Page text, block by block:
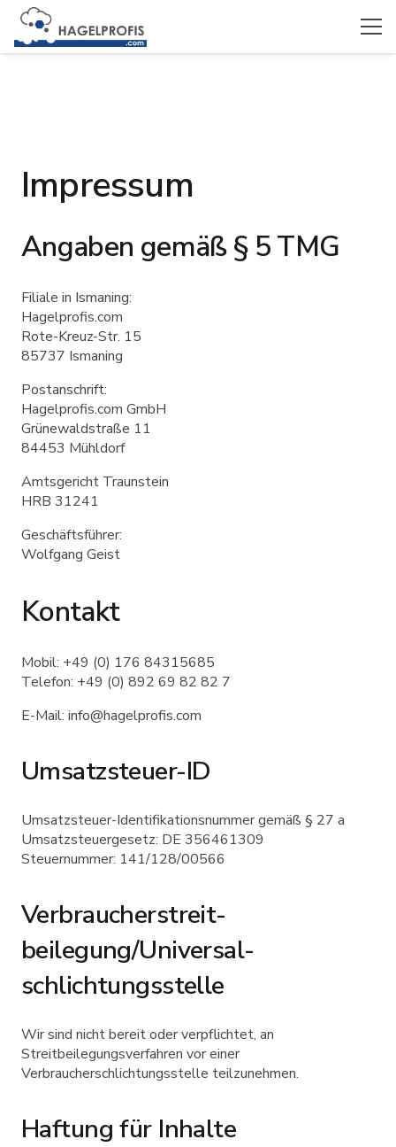
Impressum
Angaben gemäß § 5 TMG
Filiale in Ismaning:
Hagelprofis.com
Rote-Kreuz-Str. 15
85737 Ismaning
Postanschrift:
Hagelprofis.com GmbH
Grünewaldstraße 11
84453 Mühldorf
Amtsgericht Traunstein
HRB 31241
Geschäftsführer:
Wolfgang Geist
Kontakt
Mobil: +49 (0) 176 84315685
Telefon: +49 (0) 892 69 82 82 7
E-Mail: info@hagelprofis.com
Umsatzsteuer-ID
Umsatzsteuer-Identifikationsnummer gemäß § 27 a
Umsatzsteuergesetz: DE 356461309
Steuernummer: 141/128/00566
Verbraucher­streit­
beilegung/Universal­
schlichtungs­stelle
Wir sind nicht bereit oder verpflichtet, an
Streitbeilegungsverfahren vor einer
Verbraucherschlichtungsstelle teilzunehmen.
Haftung für Inhalte